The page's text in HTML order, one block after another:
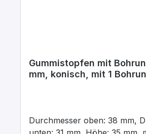
Gummistopfen mit
mm, konisch, mit 1
Durchmesser oben: 38 mm,